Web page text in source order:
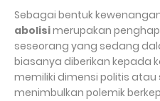
Sebagai bentuk
abolisimerupakan
seseorang yang sedang
biasanya diberikan kepada
memiliki dimensi politis
menimbulkan polemik